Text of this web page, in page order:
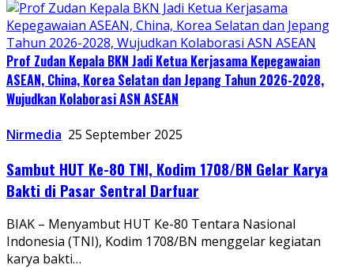
Prof Zudan Kepala BKN Jadi Ketua Kerjasama Kepegawaian
ASEAN, China, Korea Selatan dan Jepang Tahun 2026-2028,
Wujudkan Kolaborasi ASN ASEAN
Nirmedia 25 September 2025
Sambut HUT Ke-80 TNI, Kodim 1708/BN Gelar Karya
Bakti di Pasar Sentral Darfuar
BIAK – Menyambut HUT Ke-80 Tentara Nasional
Indonesia (TNI), Kodim 1708/BN menggelar kegiatan
karya bakti…